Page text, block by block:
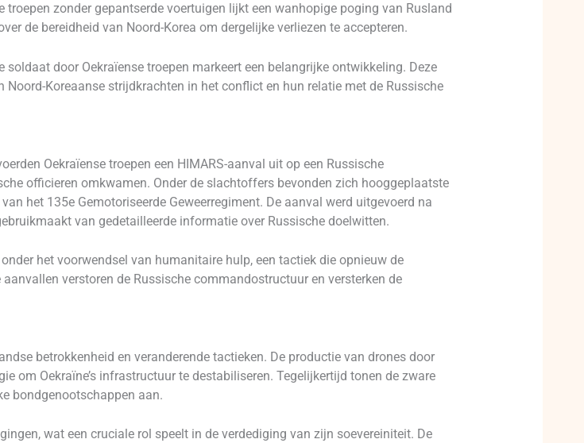
zonder gepantserde voertuigen lijkt een wanhopige poging van Rusland
de bereidheid van Noord-Korea om dergelijke verliezen te accepteren.
door Oekraïense troepen markeert een belangrijke ontwikkeling. Deze
Koreaanse strijdkrachten in het conflict en hun relatie met de Russische
Oekraïense troepen een HIMARS-aanval uit op een Russische
officieren omkwamen. Onder de slachtoffers bevonden zich hooggeplaatste
het 135e Gemotoriseerde Geweerregiment. De aanval werd uitgevoerd na
van gedetailleerde informatie over Russische doelwitten.
het voorwendsel van humanitaire hulp, een tactiek die opnieuw de
verstoren de Russische commandostructuur en versterken de
betrokkenheid en veranderende tactieken. De productie van drones door
om Oekraïne’s infrastructuur te destabiliseren. Tegelijkertijd tonen de zware
bondgenootschappen aan.
wat een cruciale rol speelt in de verdediging van zijn soevereiniteit. De